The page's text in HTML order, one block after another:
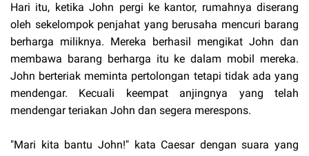
Hari itu, ketika John pergi ke kantor, rumahnya diserang
oleh sekelompok penjahat yang berusaha mencuri barang
berharga miliknya. Mereka berhasil mengikat John dan
membawa barang berharga itu ke dalam mobil mereka.
John berteriak meminta pertolongan tetapi tidak ada yang
mendengar. Kecuali keempat anjingnya yang telah
mendengar teriakan John dan segera merespons.
"Mari kita bantu John!" kata Caesar dengan suara yang